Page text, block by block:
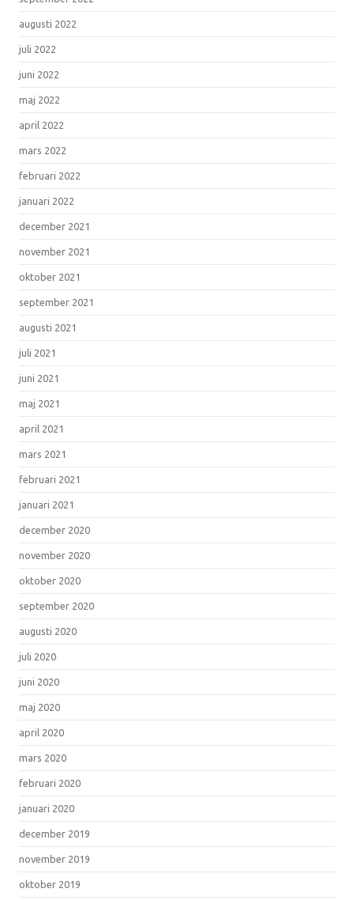
augusti 2022
juli 2022
juni 2022
maj 2022
april 2022
mars 2022
februari 2022
januari 2022
december 2021
november 2021
oktober 2021
september 2021
augusti 2021
juli 2021
juni 2021
maj 2021
april 2021
mars 2021
februari 2021
januari 2021
december 2020
november 2020
oktober 2020
september 2020
augusti 2020
juli 2020
juni 2020
maj 2020
april 2020
mars 2020
februari 2020
januari 2020
december 2019
november 2019
oktober 2019